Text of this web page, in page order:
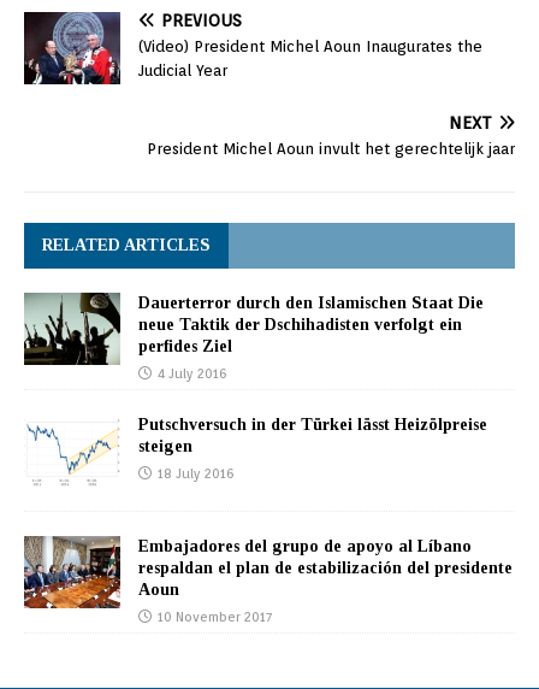
PREVIOUS
(Video) President Michel Aoun Inaugurates the
Judicial Year
NEXT
President Michel Aoun invult het gerechtelijk jaar
RELATED ARTICLES
Dauerterror durch den Islamischen Staat Die
neue Taktik der Dschihadisten verfolgt ein
perfides Ziel
4 July 2016
Putschversuch in der Türkei lässt Heizölpreise
steigen
18 July 2016
Embajadores del grupo de apoyo al Líbano
respaldan el plan de estabilización del presidente
Aoun
10 November 2017